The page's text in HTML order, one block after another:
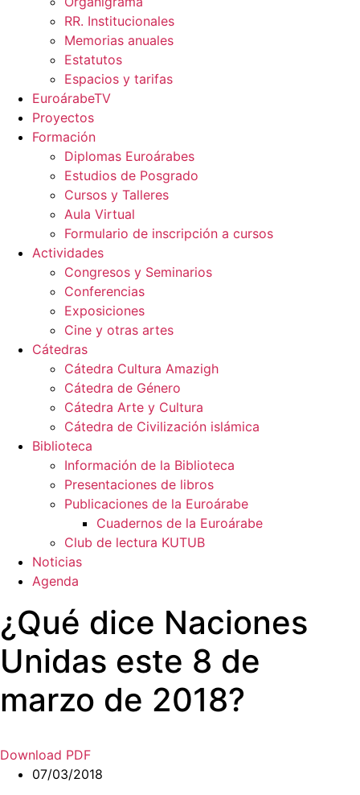
RR. Institucionales
Memorias anuales
Estatutos
Espacios y tarifas
EuroárabeTV
Proyectos
Formación
Diplomas Euroárabes
Estudios de Posgrado
Cursos y Talleres
Aula Virtual
Formulario de inscripción a cursos
Actividades
Congresos y Seminarios
Conferencias
Exposiciones
Cine y otras artes
Cátedras
Cátedra Cultura Amazigh
Cátedra de Género
Cátedra Arte y Cultura
Cátedra de Civilización islámica
Biblioteca
Información de la Biblioteca
Presentaciones de libros
Publicaciones de la Euroárabe
Cuadernos de la Euroárabe
Club de lectura KUTUB
Noticias
Agenda
¿Qué dice Naciones
Unidas este 8 de
marzo de 2018?
Download PDF
07/03/2018